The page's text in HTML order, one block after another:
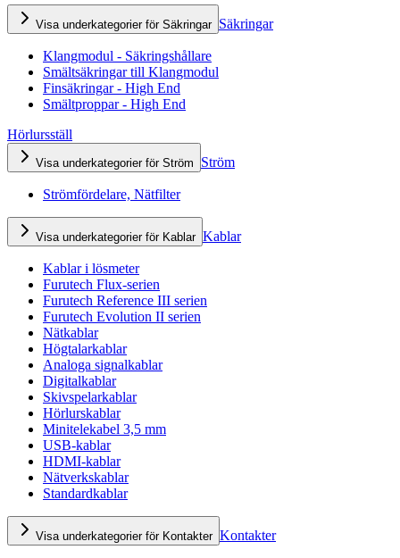
Visa underkategorier för Säkringar Säkringar
Klangmodul - Säkringshållare
Smältsäkringar till Klangmodul
Finsäkringar - High End
Smältproppar - High End
Hörlursställ
Visa underkategorier för Ström Ström
Strömfördelare, Nätfilter
Visa underkategorier för Kablar Kablar
Kablar i lösmeter
Furutech Flux-serien
Furutech Reference III serien
Furutech Evolution II serien
Nätkablar
Högtalarkablar
Analoga signalkablar
Digitalkablar
Skivspelarkablar
Hörlurskablar
Minitelekabel 3,5 mm
USB-kablar
HDMI-kablar
Nätverkskablar
Standardkablar
Visa underkategorier för Kontakter Kontakter